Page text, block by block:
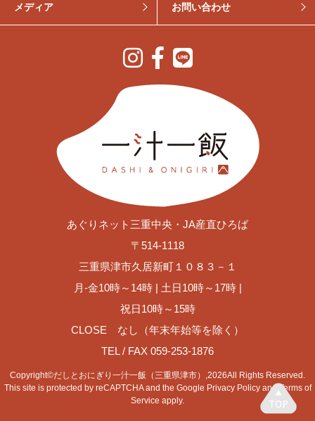
メディア お問い合わせ
あぐりネット三重中央・JA産直ひろば
〒514-1118
三重県津市久居新町１０８３－１
月-金10時～14時 | 土日10時～17時 |
祝日10時～15時
CLOSE なし（年末年始等を除く）
TEL / FAX 059-253-1876
Copyright©だしとおにぎり一汁一飯（三重県津市）,2026All Rights Reserved.
This site is protected by reCAPTCHA and the Google Privacy Policyand Terms of
Service apply.